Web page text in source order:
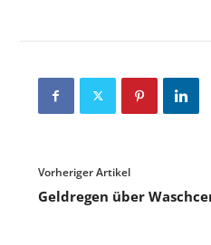
Vorheriger Artikel
Geldregen über